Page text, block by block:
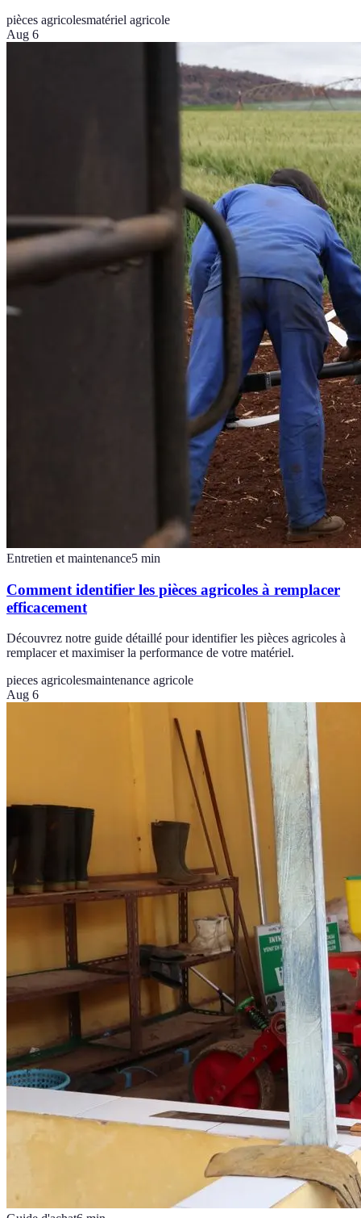
pièces agricolesmatériel agricole
Aug 6
Entretien et maintenance5 min
Comment identifier les pièces agricoles à remplacer
efficacement
Découvrez notre guide détaillé pour identifier les pièces agricoles à
remplacer et maximiser la performance de votre matériel.
pieces agricolesmaintenance agricole
Aug 6